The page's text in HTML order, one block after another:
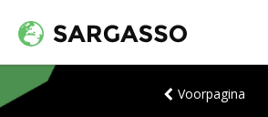
Voorpagina